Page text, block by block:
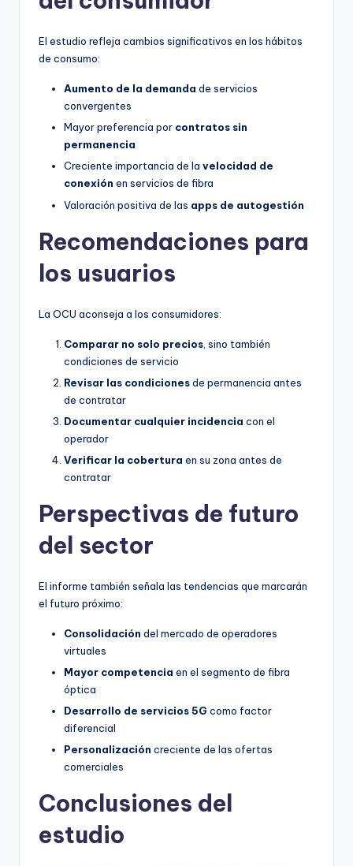
El estudio refleja cambios significativos en los hábitos
de consumo:
Aumento de la demanda de servicios
convergentes
Mayor preferencia por contratos sin
permanencia
Creciente importancia de la velocidad de
conexión en servicios de fibra
Valoración positiva de las apps de autogestión
Recomendaciones para
los usuarios
La OCU aconseja a los consumidores:
Comparar no solo precios , sino también
condiciones de servicio
Revisar las condicionesde permanencia antes
de contratar
Documentar cualquier incidencia con el
operador
Verificar la cobertura en su zona antes de
contratar
Perspectivas de futuro
del sector
El informe también señala las tendencias que marcarán
el futuro próximo:
Consolidación del mercado de operadores
virtuales
Mayor competencia en el segmento de fibra
óptica
Desarrollo de servicios 5G como factor
diferencial
Personalización creciente de las ofertas
comerciales
Conclusiones del
estudio